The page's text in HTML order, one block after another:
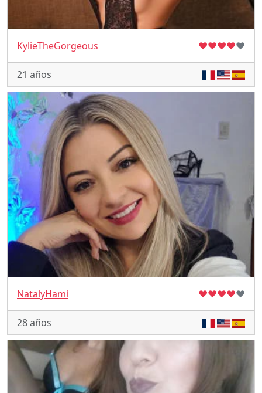
KylieTheGorgeous ♥♥♥♥♥
21 años
NatalyHami ♥♥♥♥♥
28 años